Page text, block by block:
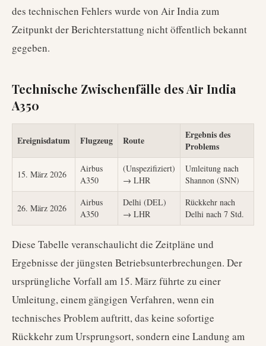
des technischen Fehlers wurde von Air India zum
Zeitpunkt der Berichterstattung nicht öffentlich bekannt
gegeben.
Technische Zwischenfälle des Air India
A350
Ereignisdatum Flugzeug Route
Ergebnis des
Problems
15. März 2026
Airbus
A350
(Unspezifiziert)
→ LHR
Umleitung nach
Shannon (SNN)
26. März 2026
Airbus
A350
Delhi (DEL)
→ LHR
Rückkehr nach
Delhi nach 7 Std.
Diese Tabelle veranschaulicht die Zeitpläne und
Ergebnisse der jüngsten Betriebsunterbrechungen. Der
ursprüngliche Vorfall am 15. März führte zu einer
Umleitung, einem gängigen Verfahren, wenn ein
technisches Problem auftritt, das keine sofortige
Rückkehr zum Ursprungsort, sondern eine Landung am